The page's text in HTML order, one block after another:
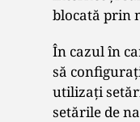
blocată prin
În cazul în
să
utilizați
setările de